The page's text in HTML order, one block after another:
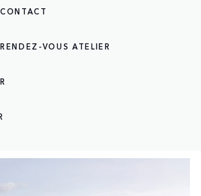
VOUS ATELIER
LAND ROVER